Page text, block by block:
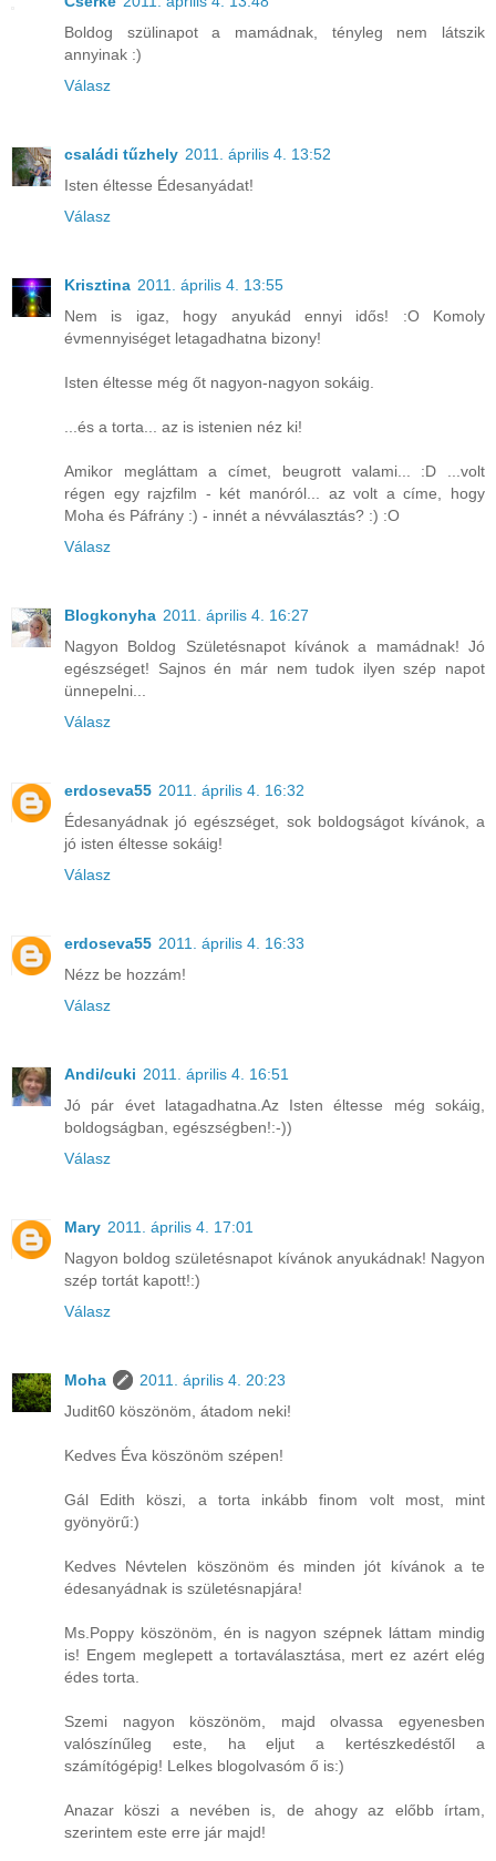
Boldog szülinapot a mamádnak, tényleg nem látszik
annyinak :)
Válasz
családi tűzhely 2011. április 4. 13:52
Isten éltesse Édesanyádat!
Válasz
Krisztina 2011. április 4. 13:55
Nem is igaz, hogy anyukád ennyi idős! :O Komoly
évmennyiséget letagadhatna bizony!
Isten éltesse még őt nagyon-nagyon sokáig.
...és a torta... az is istenien néz ki!
Amikor megláttam a címet, beugrott valami... :D ...volt
régen egy rajzfilm - két manóról... az volt a címe, hogy
Moha és Páfrány :) - innét a névválasztás? :) :O
Válasz
Blogkonyha 2011. április 4. 16:27
Nagyon Boldog Születésnapot kívánok a mamádnak! Jó
egészséget! Sajnos én már nem tudok ilyen szép napot
ünnepelni...
Válasz
erdoseva55 2011. április 4. 16:32
Édesanyádnak jó egészséget, sok boldogságot kívánok, a
jó isten éltesse sokáig!
Válasz
erdoseva55 2011. április 4. 16:33
Nézz be hozzám!
Válasz
Andi/cuki 2011. április 4. 16:51
Jó pár évet latagadhatna.Az Isten éltesse még sokáig,
boldogságban, egészségben!:-))
Válasz
Mary 2011. április 4. 17:01
Nagyon boldog születésnapot kívánok anyukádnak! Nagyon
szép tortát kapott!:)
Válasz
Moha
2011. április 4. 20:23
Judit60 köszönöm, átadom neki!
Kedves Éva köszönöm szépen!
Gál Edith köszi, a torta inkább finom volt most, mint
gyönyörű:)
Kedves Névtelen köszönöm és minden jót kívánok a te
édesanyádnak is születésnapjára!
Ms.Poppy köszönöm, én is nagyon szépnek láttam mindig
is! Engem meglepett a tortaválasztása, mert ez azért elég
édes torta.
Szemi nagyon köszönöm, majd olvassa egyenesben
valószínűleg este, ha eljut a kertészkedéstől a
számítógépig! Lelkes blogolvasóm ő is:)
Anazar köszi a nevében is, de ahogy az előbb írtam,
szerintem este erre jár majd!